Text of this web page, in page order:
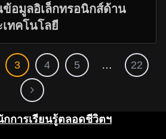
อมูลอิเล็กทรอนิกส์ด้าน
ทคโนโลยี
3 4 5 … 22
กการเรียนรู้ตลอดชีวิตฯ